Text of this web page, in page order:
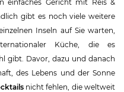
einfaches Gericht mit Reis &
gibt es noch viele weitere
Inseln auf Sie warten,
Küche, die es
gibt. Davor, dazu und danach
des Lebens und der Sonne
nicht fehlen, die weltweit